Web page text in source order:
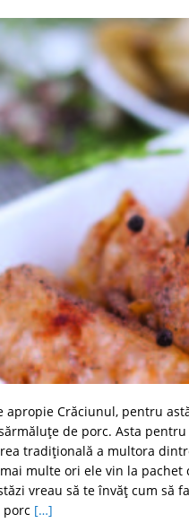
apropie Crăciunul, pentru
de porc. Asta
tradițională a multora
multe ori ele vin la pachet
vreau să te învăț cum să
[…]